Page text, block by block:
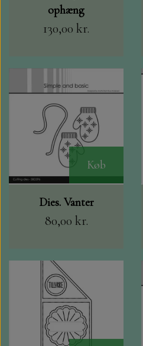
ophæng
130,00 kr.
Køb
Dies. Vanter
80,00 kr.